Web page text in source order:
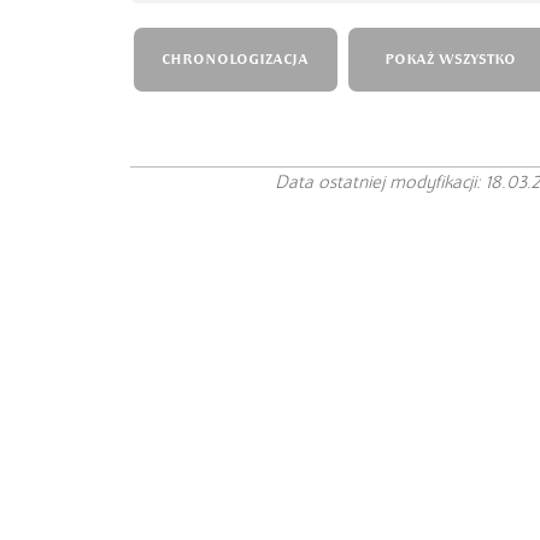
CHRONOLOGIZACJA POKAŻ WSZYSTKO
Data ostatniej modyfikacji: